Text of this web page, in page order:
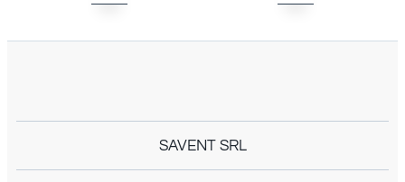
SAVENT SRL